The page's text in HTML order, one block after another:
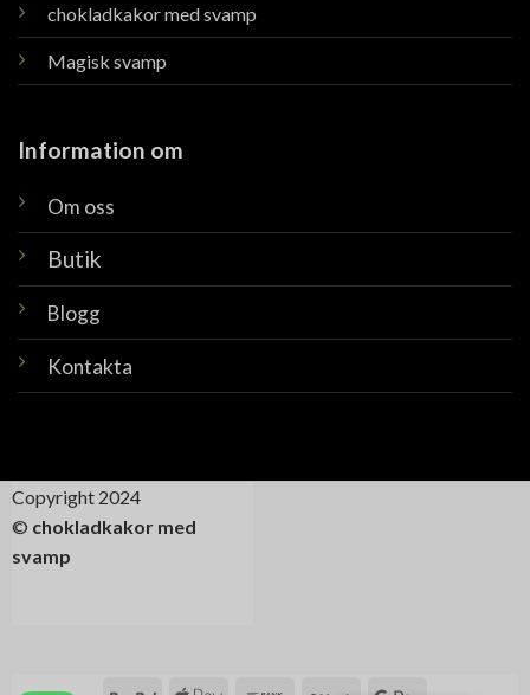
chokladkakor med svamp
Magisk svamp
Information om
Om oss
Butik
Blogg
Kontakta
Copyright 2024
© chokladkakor med
svamp